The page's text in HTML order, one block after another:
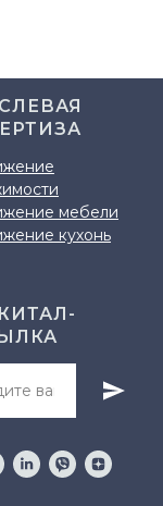
мебели
кухонь